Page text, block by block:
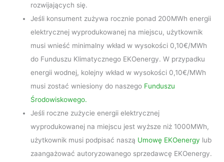
rozwijających się.
Jeśli konsument zużywa rocznie ponad 200MWh energii
elektrycznej wyprodukowanej na miejscu, użytkownik
musi wnieść minimalny wkład w wysokości 0,10€/MWh
do Funduszu Klimatycznego EKOenergy. W przypadku
energii wodnej, kolejny wkład w wysokości 0,10€/MWh
musi zostać wniesiony do naszego Funduszu
Środowiskowego.
Jeśli roczne zużycie energii elektrycznej
wyprodukowanej na miejscu jest wyższe niż 1000MWh,
użytkownik musi podpisać naszą Umowę EKOenergy lub
zaangażować autoryzowanego sprzedawcę EKOenergy.